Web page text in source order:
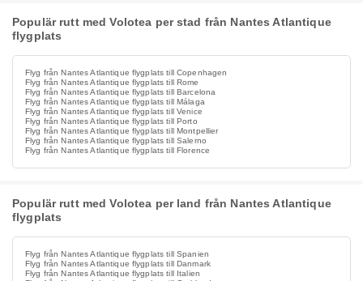
Populär rutt med Volotea per stad från Nantes Atlantique
flygplats
Flyg från Nantes Atlantique flygplats till Copenhagen
Flyg från Nantes Atlantique flygplats till Rome
Flyg från Nantes Atlantique flygplats till Barcelona
Flyg från Nantes Atlantique flygplats till Málaga
Flyg från Nantes Atlantique flygplats till Venice
Flyg från Nantes Atlantique flygplats till Porto
Flyg från Nantes Atlantique flygplats till Montpellier
Flyg från Nantes Atlantique flygplats till Salerno
Flyg från Nantes Atlantique flygplats till Florence
Populär rutt med Volotea per land från Nantes Atlantique
flygplats
Flyg från Nantes Atlantique flygplats till Spanien
Flyg från Nantes Atlantique flygplats till Danmark
Flyg från Nantes Atlantique flygplats till Italien